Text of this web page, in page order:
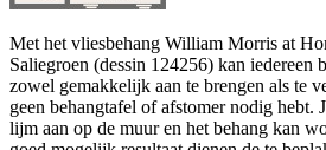
Met het vliesbehang William Morris at
Saliegroen (dessin 124256) kan iedereen
zowel gemakkelijk aan te brengen als te
geen behangtafel of afstomer nodig hebt.
lijm aan op de muur en het behang kan